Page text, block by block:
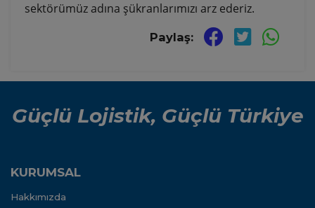
sektörümüz adına şükranlarımızı arz ederiz.
Paylaş:
Güçlü Lojistik, Güçlü Türkiye
KURUMSAL
Hakkımızda